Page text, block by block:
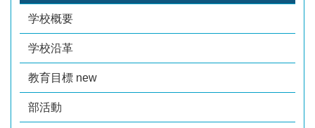
学校概要
学校沿革
教育目標 new
部活動